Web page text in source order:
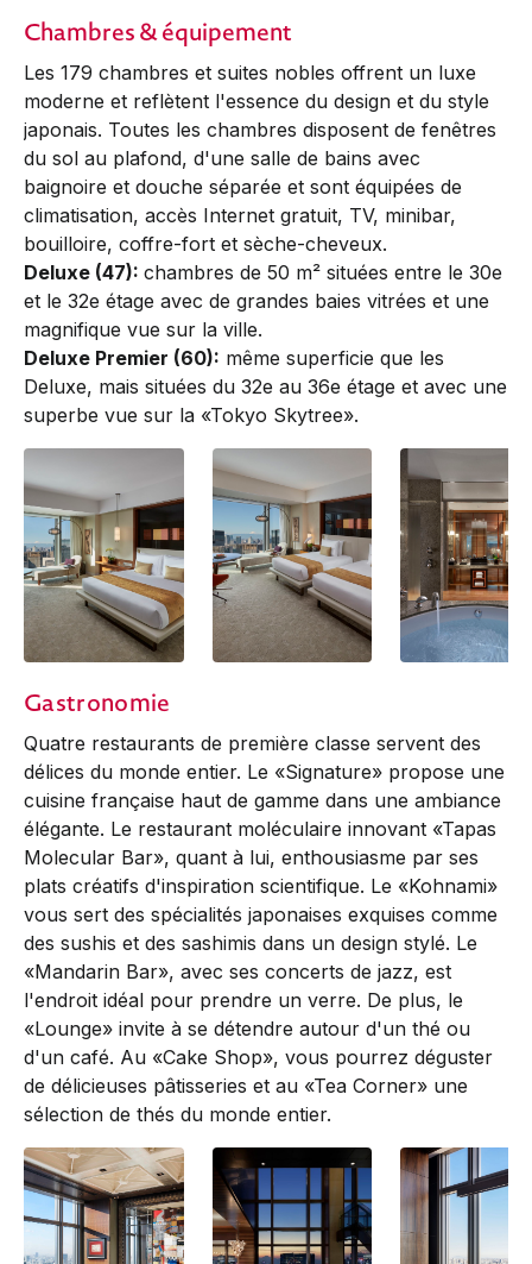
Chambres & équipement
Les 179 chambres et suites nobles offrent un luxe
moderne et reflètent l'essence du design et du style
japonais. Toutes les chambres disposent de fenêtres
du sol au plafond, d'une salle de bains avec
baignoire et douche séparée et sont équipées de
climatisation, accès Internet gratuit, TV, minibar,
bouilloire, coffre-fort et sèche-cheveux.
Deluxe (47): chambres de 50 m² situées entre le 30e
et le 32e étage avec de grandes baies vitrées et une
magnifique vue sur la ville.
Deluxe Premier (60): même superficie que les
Deluxe, mais situées du 32e au 36e étage et avec une
superbe vue sur la «Tokyo Skytree».
Gastronomie
Quatre restaurants de première classe servent des
délices du monde entier. Le «Signature» propose une
cuisine française haut de gamme dans une ambiance
élégante. Le restaurant moléculaire innovant «Tapas
Molecular Bar», quant à lui, enthousiasme par ses
plats créatifs d'inspiration scientifique. Le «Kohnami»
vous sert des spécialités japonaises exquises comme
des sushis et des sashimis dans un design stylé. Le
«Mandarin Bar», avec ses concerts de jazz, est
l'endroit idéal pour prendre un verre. De plus, le
«Lounge» invite à se détendre autour d'un thé ou
d'un café. Au «Cake Shop», vous pourrez déguster
de délicieuses pâtisseries et au «Tea Corner» une
sélection de thés du monde entier.